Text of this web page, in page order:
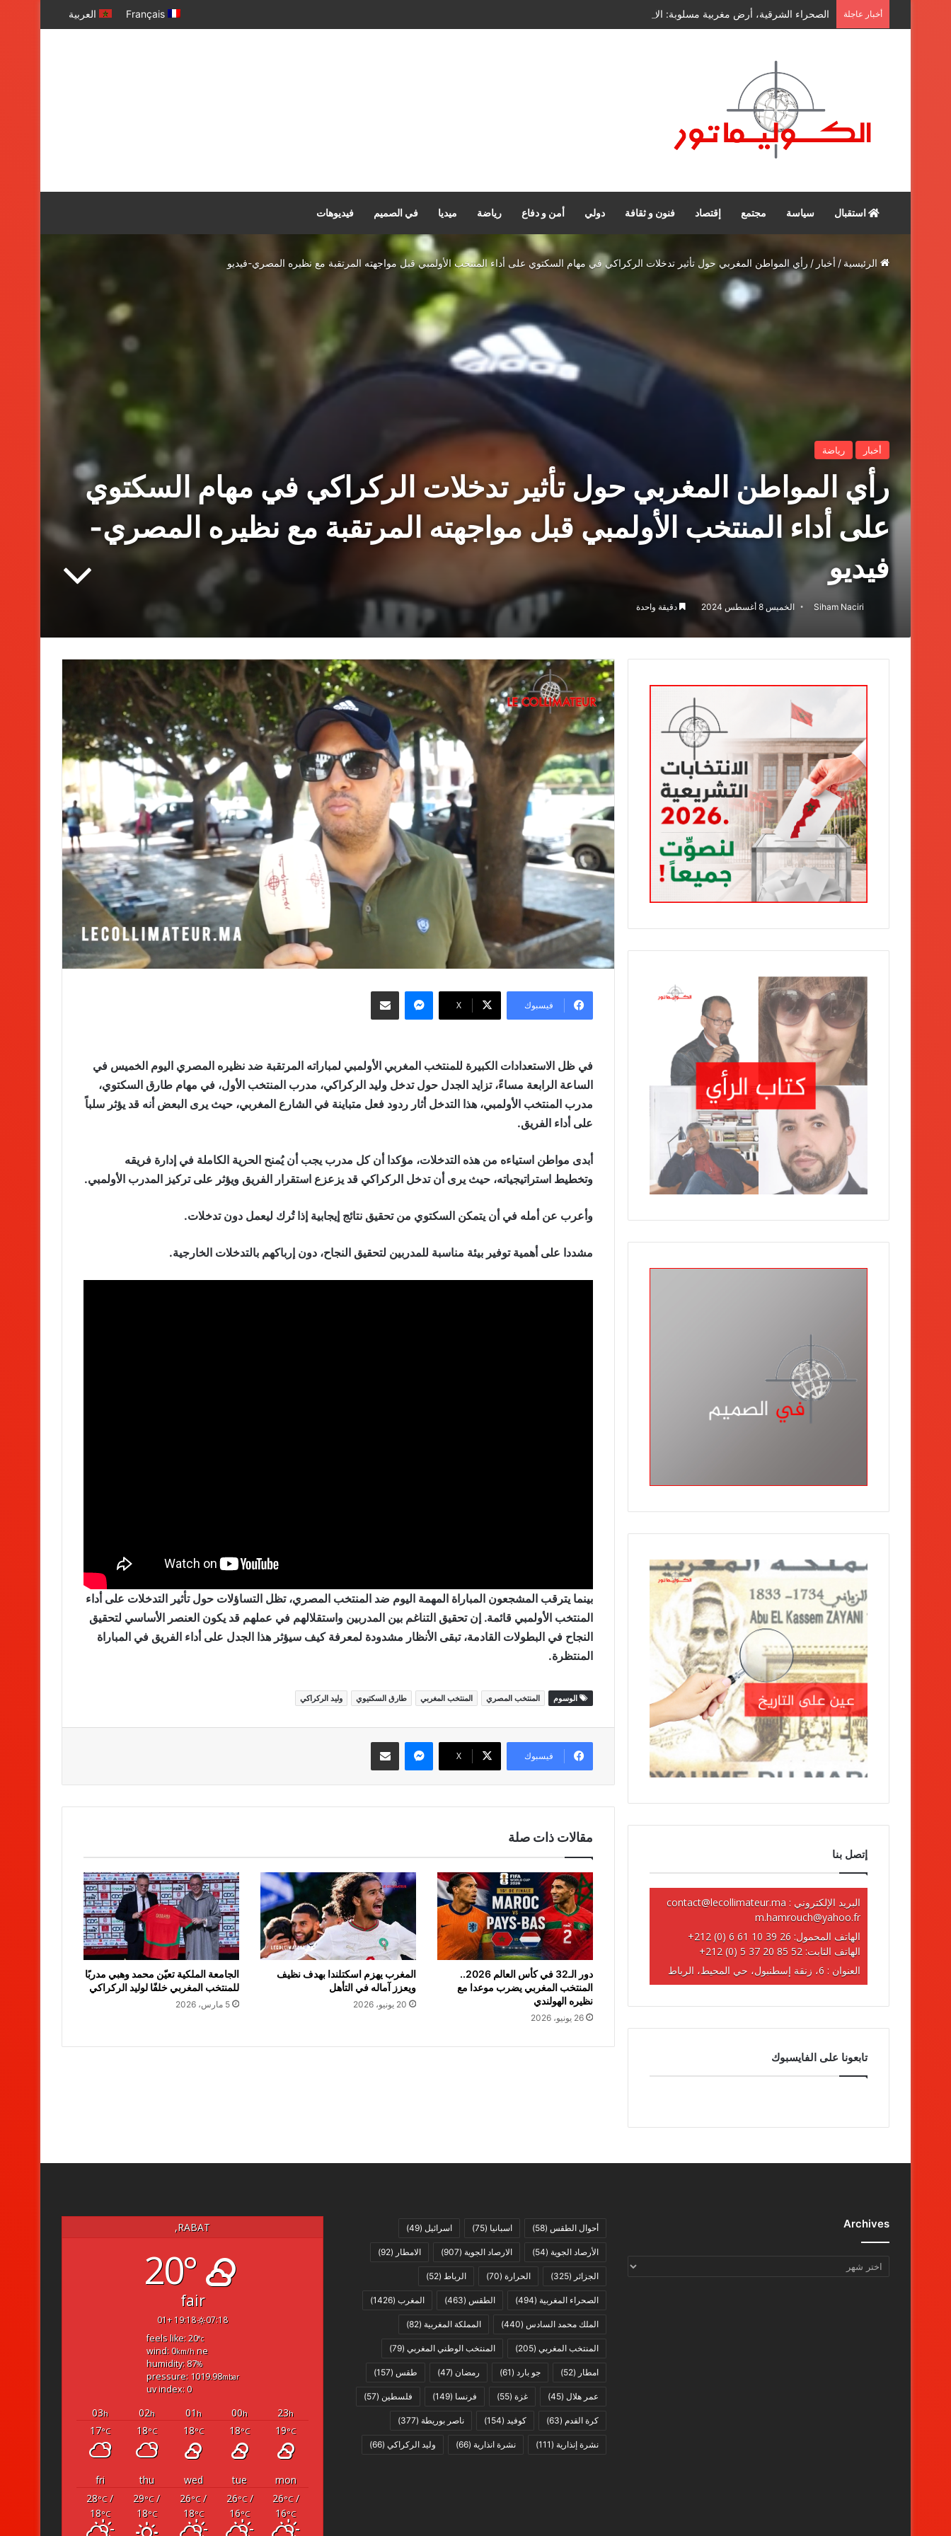
أخبار عاجلة الصحراء الشرقية، أرض مغربية مسلوبة: الأرشيف الفرنسي يعيد الحقيقة التاريخية Français العربية
استقبال سياسة مجتمع إقتصاد فنون و ثقافة دولي أمن و دفاع رياضة ميديا في الصميم فيديوهات
الرئيسية/ أخبار / رأي المواطن المغربي حول تأثير تدخلات الركراكي في مهام السكتوي على أداء المنتخب الأولمبي قبل مواجهته المرتقبة مع نظيره المصري-فيديو
أخبار رياضة
رأي المواطن المغربي حول تأثير تدخلات الركراكي في مهام السكتوي
على أداء المنتخب الأولمبي قبل مواجهته المرتقبة مع نظيره المصري-
فيديو
Siham Naciri الخميس 8 أغسطس 2024 دقيقة واحدة
فيسبوك ‫X
في ظل الاستعدادات الكبيرة للمنتخب المغربي الأولمبي لمباراته المرتقبة ضد نظيره المصري اليوم الخميس في
الساعة الرابعة مساءً، تزايد الجدل حول تدخل وليد الركراكي، مدرب المنتخب الأول، في مهام طارق السكتوي،
مدرب المنتخب الأولمبي، هذا التدخل أثار ردود فعل متباينة في الشارع المغربي، حيث يرى البعض أنه قد يؤثر سلباً
على أداء الفريق.
أبدى مواطن استياءه من هذه التدخلات، مؤكدا أن كل مدرب يجب أن يُمنح الحرية الكاملة في إدارة فريقه
وتخطيط استراتيجياته، حيث يرى أن تدخل الركراكي قد يزعزع استقرار الفريق ويؤثر على تركيز المدرب الأولمبي.
وأعرب عن أمله في أن يتمكن السكتوي من تحقيق نتائج إيجابية إذا تُرك ليعمل دون تدخلات.
مشددا على أهمية توفير بيئة مناسبة للمدربين لتحقيق النجاح، دون إرباكهم بالتدخلات الخارجية.
بينما يترقب المشجعون المباراة المهمة اليوم ضد المنتخب المصري، تظل التساؤلات حول تأثير التدخلات على أداء
المنتخب الأولمبي قائمة. إن تحقيق التناغم بين المدربين واستقلالهم في عملهم قد يكون العنصر الأساسي لتحقيق
النجاح في البطولات القادمة، تبقى الأنظار مشدودة لمعرفة كيف سيؤثر هذا الجدل على أداء الفريق في المباراة
المنتظرة.
الوسوم المنتخب المصري المنتخب المغربي طارق السكتيوي وليد الركراكي
فيسبوك ‫X
مقالات ذات صلة
دور الـ32 في كأس العالم 2026..
المنتخب المغربي يضرب موعدا مع
نظيره الهولندي
26 يونيو، 2026
المغرب يهزم اسكتلندا بهدف نظيف
ويعزز آماله في التأهل
20 يونيو، 2026
الجامعة الملكية تعيّن محمد وهبي مدربًا
للمنتخب المغربي خلفًا لوليد الركراكي
5 مارس، 2026
إتصل بنا
البريد الإلكتروني : contact@lecollimateur.ma
m.hamrouch@yahoo.fr
الهاتف المحمول: +212 (0) 6 61 10 39 26
الهاتف الثابت: +212 (0) 5 37 20 85 52
العنوان : 6، زنقة إسطنبول، حي المحيط، الرباط
تابعونا على الفايسبوك
Archives
Archives
أحوال الطقس (58) اسبانيا (75) اسرائيل (49)
الأرصاد الجوية (54) الارصاد الجوية (907) الامطار (92)
الجزائر (325) الحرارة(70) الرباط (52)
الصحراء المغربية (494) الطقس (463) المغرب(1426)
الملك محمد السادس (440) المملكة المغربية (82)
المنتخب المغربي(205) المنتخب الوطني المغربي(79)
امطار (52) جو بارد (61) رمضان(47) طقس (157)
عمر هلال (45) غزة(55) فرنسا (149) فلسطين (57)
كرة القدم (63) كوفيد (154) ناصر بوريطة (377)
نشرة إنذارية (111) نشرة انذارية (66) وليد الركراكي(66)
RABAT,
20°
fair
07:18
19:18 +01
feels like: 20°c
wind: 0km/hne
humidity: 87%
pressure: 1019.98mbar
uv index: 0
23h
00h
01 h
02h
03h
19°C
18°C
18°C
18°C
17°C
mon
tue
wed
thu
fri
26°C/
16°C
26°C/
16°C
26°C/
18°C
29°C/
18°C
28°C/
18°C